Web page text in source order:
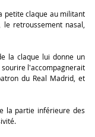
petite claque au militant
retroussement nasal,
la claque lui donne un
l'accompagnerait
du Real Madrid, et
la partie inférieure des